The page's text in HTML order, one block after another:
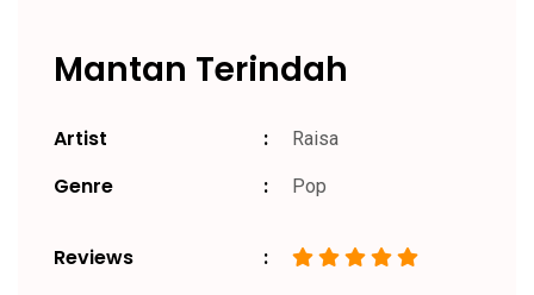
Mantan Terindah
Artist Raisa
Genre Pop
Reviews